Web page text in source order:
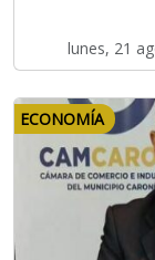
lunes, 21
ECONOMÍA